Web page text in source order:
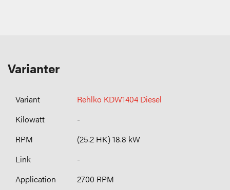
Varianter
Rehlko KDW1404 Diesel
-
(25.2 HK) 18.8 kW
-
2700 RPM